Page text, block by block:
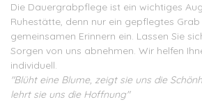
Die Dauergrabpflege ist ein wichtiges
Ruhestätte, denn nur ein gepflegtes
gemeinsamen Erinnern ein. Lassen Sie
Sorgen von uns abnehmen. Wir helfen
individuell.
"Blüht eine Blume, zeigt sie uns die
lehrt sie uns die Hoffnung"